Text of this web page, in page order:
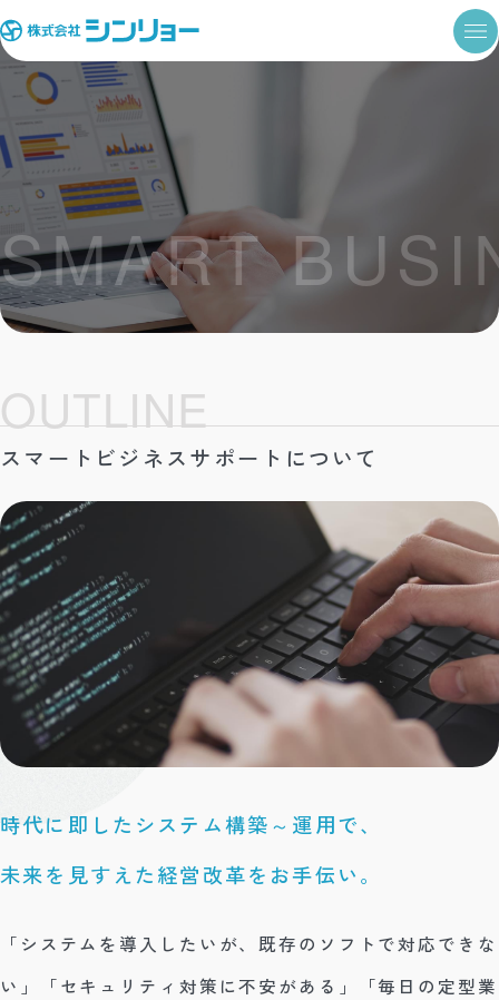
SMART
OUTLINE
スマートビジネスサポートについて
時代に即したシステム構築～運用で、
未来を見すえた経営改革をお手伝い。
「システムを導入したいが、既存のソフトで対応できな
い」「セキュリティ対策に不安がある」「毎日の定型業